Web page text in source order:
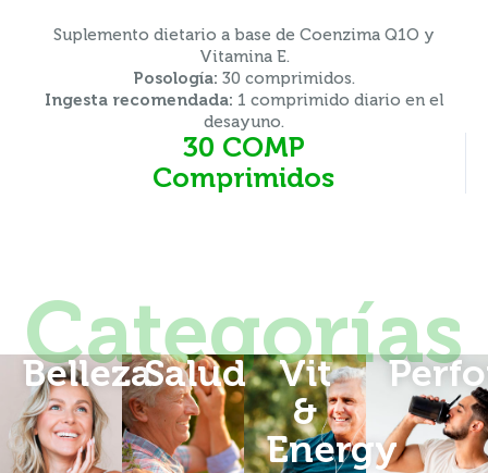
Suplemento dietario a base de Coenzima Q1O y
Vitamina E.
Posología: 30 comprimidos.
Ingesta recomendada: 1 comprimido diario en el
desayuno.
30 COMP
Comprimidos
Categorías
BellezaSalud
Vit
&
Energy